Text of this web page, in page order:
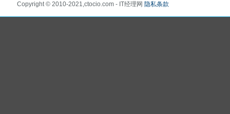
Copyright © 2010-2021,ctocio.com - IT经理网 隐私条款